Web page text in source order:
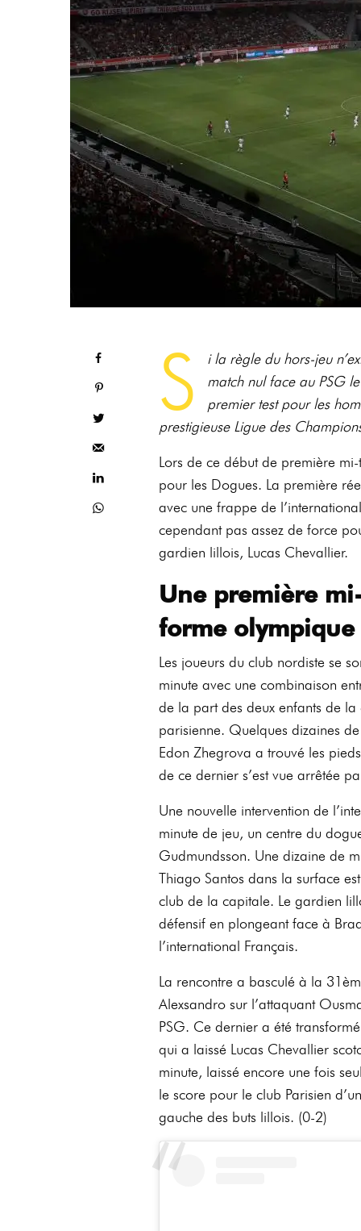
S
i la règle du hors-jeu
match nul face au PSG
premier test pour les
prestigieuse Ligue des
Lors de ce début de première
pour les Dogues. La première
avec une frappe de
cependant pas assez de force
gardien lillois, Lucas Chevallier.
Une première
forme olympique
Les joueurs du club nordiste se
minute avec une combinaison
de la part des deux enfants de
parisienne. Quelques dizaines
Edon Zhegrova a trouvé les
de ce dernier s’est vue arrêtée
Une nouvelle intervention de
minute de jeu, un centre du
Gudmundsson. Une dizaine de
Thiago Santos dans la surface
club de la capitale. Le gardien
défensif en plongeant face à
l’international Français.
La rencontre a basculé à la
Alexsandro sur l’attaquant
PSG. Ce dernier a été
qui a laissé Lucas Chevallier
minute, laissé encore une fois
le score pour le club Parisien
gauche des buts lillois. (0-2)